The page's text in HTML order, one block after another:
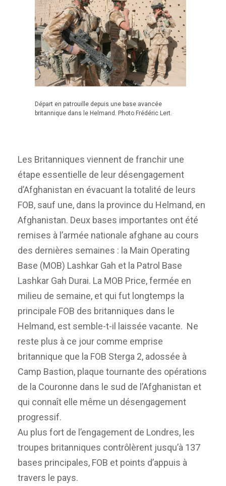
Départ en patrouille depuis une base avancée
britannique dans le Helmand. Photo Frédéric Lert.
Les Britanniques viennent de franchir une
étape essentielle de leur désengagement
d’Afghanistan en évacuant la totalité de leurs
FOB, sauf une, dans la province du Helmand, en
Afghanistan. Deux bases importantes ont été
remises à l’armée nationale afghane au cours
des dernières semaines : la Main Operating
Base (MOB) Lashkar Gah et la Patrol Base
Lashkar Gah Durai. La MOB Price, fermée en
milieu de semaine, et qui fut longtemps la
principale FOB des britanniques dans le
Helmand, est semble-t-il laissée vacante. Ne
reste plus à ce jour comme emprise
britannique que la FOB Sterga 2, adossée à
Camp Bastion, plaque tournante des opérations
de la Couronne dans le sud de l’Afghanistan et
qui connaît elle même un désengagement
progressif.
Au plus fort de l’engagement de Londres, les
troupes britanniques contrôlèrent jusqu’à 137
bases principales, FOB et points d’appuis à
travers le pays.